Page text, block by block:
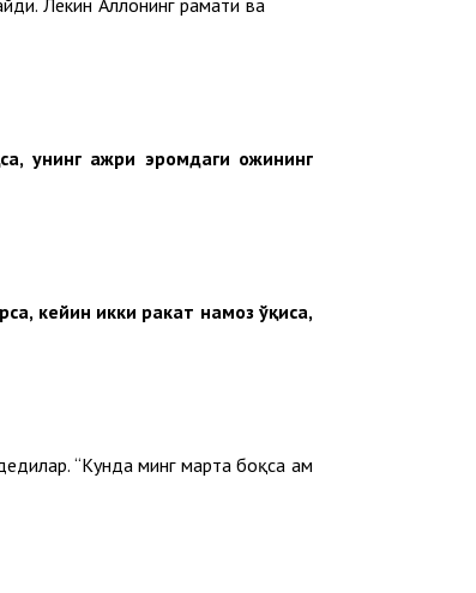
унинг ажри эҳромдаги ҳожининг
кейин икки ракат намоз ўқиса,
“Кунда минг марта боқса ҳам